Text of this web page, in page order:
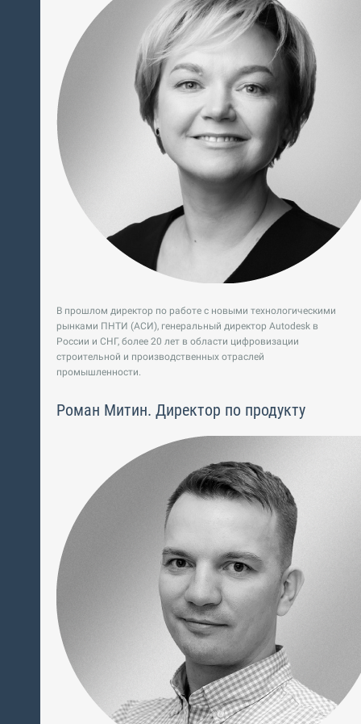
В прошлом директор по работе с новыми технологическими
рынками ПНТИ (АСИ), генеральный директор Autodesk в
России и СНГ, более 20 лет в области цифровизации
строительной и производственных отраслей
промышленности.
Роман Митин. Директор по продукту